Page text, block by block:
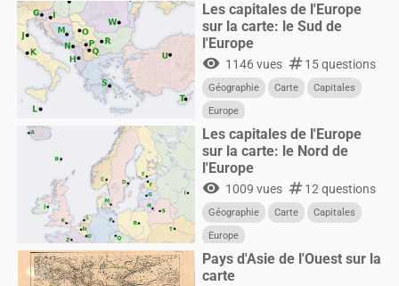
Les capitales de l'Europe
sur la carte: le Sud de
l'Europe
visibility 1146 vues numbers15 questions
Géographie Carte
Capitales
Europe
Les capitales de l'Europe
sur la carte: le Nord de
l'Europe
visibility 1009 vues numbers12 questions
Géographie Carte
Capitales
Europe
Pays d'Asie de l'Ouest sur la
carte